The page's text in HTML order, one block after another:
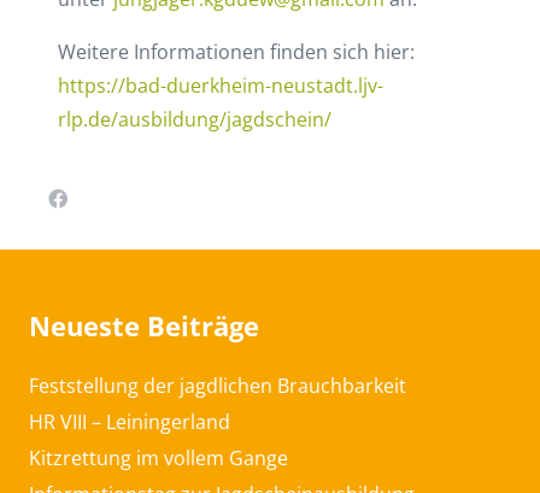
Weitere Informationen finden sich hier:
https://bad-duerkheim-neustadt.ljv-
rlp.de/ausbildung/jagdschein/
Neueste Beiträge
Feststellung der jagdlichen Brauchbarkeit
HR VIII – Leiningerland
Kitzrettung im vollem Gange